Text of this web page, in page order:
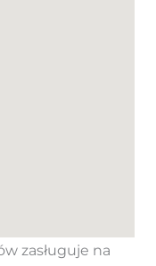
zasługuje na